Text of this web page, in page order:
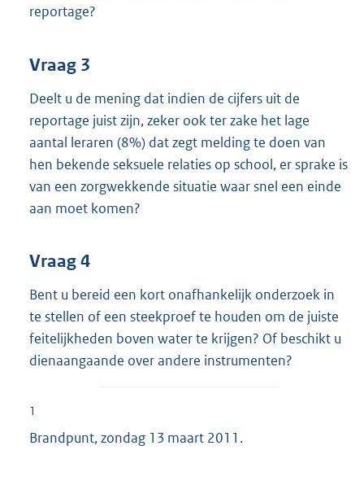
reportage?
Vraag 3
Deelt u de mening dat indien de cijfers uit de
reportage juist zijn, zeker ook ter zake het lage
aantal leraren (8%) dat zegt melding te doen van
hen bekende seksuele relaties op school, er sprake is
van een zorgwekkende situatie waar snel een einde
aan moet komen?
Vraag 4
Bent u bereid een kort onafhankelijk onderzoek in
te stellen of een steekproef te houden om de juiste
feitelijkheden boven water te krijgen? Of beschikt u
dienaangaande over andere instrumenten?
1
Brandpunt, zondag 13 maart 2011.